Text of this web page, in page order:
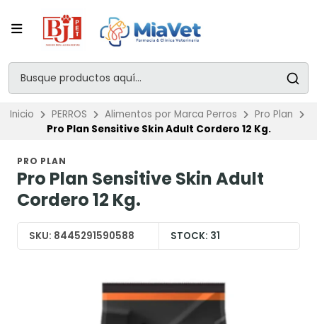
Inicio PERROS Alimentos por Marca Perros
Pro Plan
Pro Plan Sensitive Skin Adult Cordero 12 Kg.
PRO PLAN
Pro Plan Sensitive Skin Adult
Cordero 12 Kg.
SKU: 8445291590588 STOCK: 31